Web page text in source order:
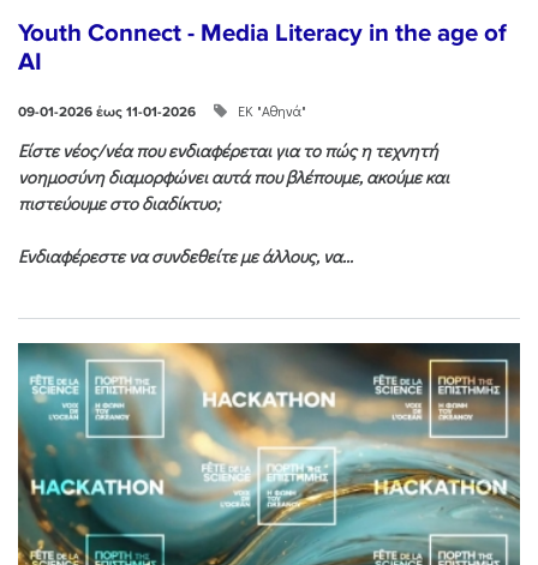
Youth Connect - Media Literacy in the age of
AI
09-01-2026 έως 11-01-2026 ΕΚ "Αθηνά"
Είστε νέος/νέα που ενδιαφέρεται για το πώς η τεχνητή
νοημοσύνη διαμορφώνει αυτά που βλέπουμε, ακούμε και
πιστεύουμε στο διαδίκτυο;
Ενδιαφέρεστε να συνδεθείτε με άλλους, να...